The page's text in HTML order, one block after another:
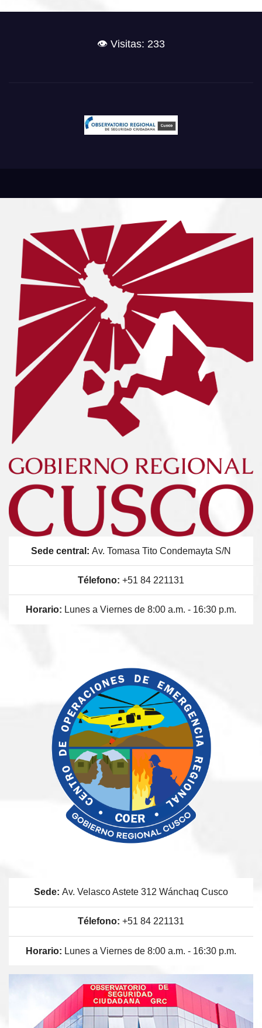
👁️ Visitas: 233
Sede central: Av. Tomasa Tito Condemayta S/N
Télefono: +51 84 221131
Horario: Lunes a Viernes de 8:00 a.m. - 16:30 p.m.
Sede: Av. Velasco Astete 312 Wánchaq Cusco
Télefono: +51 84 221131
Horario: Lunes a Viernes de 8:00 a.m. - 16:30 p.m.